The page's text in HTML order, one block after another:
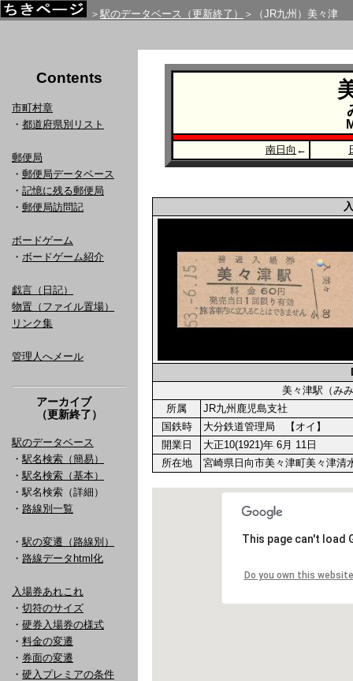
＞ 駅のデータベース（更新終了） ＞（JR九州）美々津
Contents
市町村章
・ 都道府県別リスト
郵便局
・ 郵便局データベース
・ 記憶に残る郵便局
・ 郵便局訪問記
ボードゲーム
・ ボードゲーム紹介
戯言（日記）
物置（ファイル置場）
リンク集
管理人へメール
アーカイブ
（更新終了）
駅のデータベース
・ 駅名検索（簡易）
・ 駅名検索（基本）
・駅名検索（詳細）
・ 路線別一覧
・ 駅の変遷（路線別）
・ 路線データhtml化
入場券あれこれ
・ 切符のサイズ
・ 硬券入場券の様式
・ 料金の変遷
・ 券面の変遷
・ 硬入プレミアの条件
南日向 ←
美々津駅（
所属
JR九州鹿児島支社
国鉄時
大分鉄道管理局 【オイ】
開業日
大正10(1921)年 6月 11日
所在地
宮崎県日向市美々津町美々津清